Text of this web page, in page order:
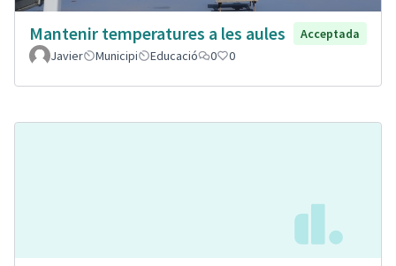
Mantenir temperatures a les aules
Acceptada
Javier
Municipi Educació 0 0